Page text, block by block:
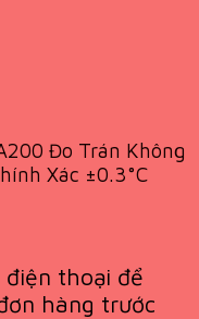
Đo Trán Không
Xác ±0.3°C
VND.
điện thoại để
hàng trước